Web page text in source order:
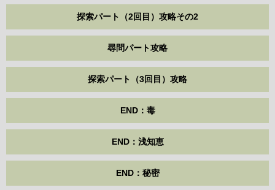
探索パート（2回目）攻略その2
尋問パート攻略
探索パート（3回目）攻略
END：毒
END：浅知恵
END：秘密